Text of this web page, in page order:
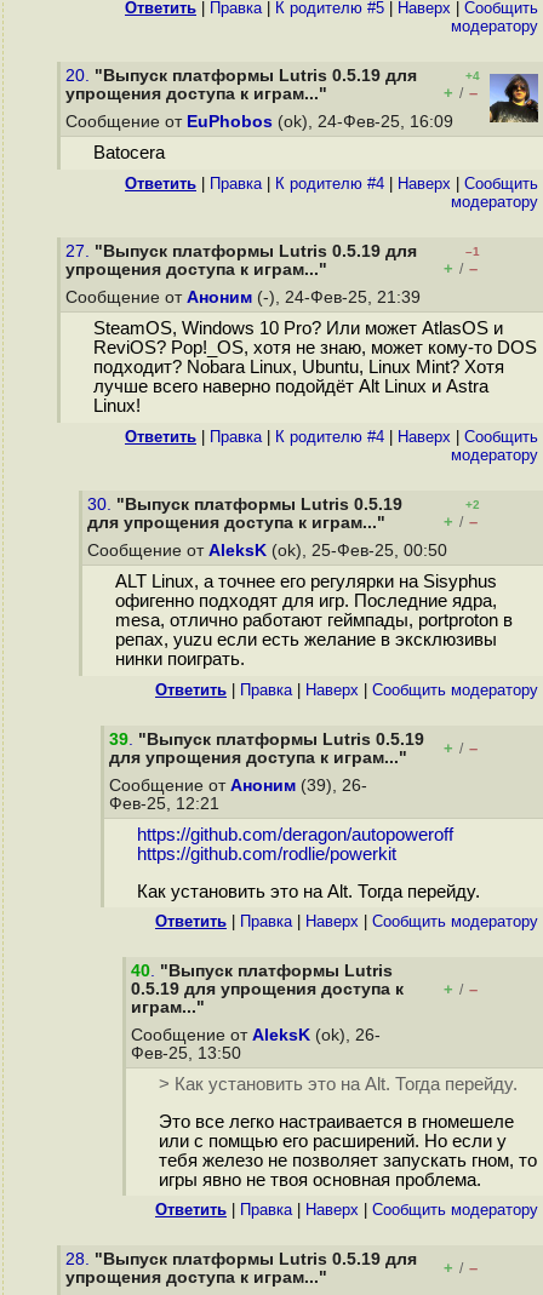
Ответить Правка| К родителю #5 Наверх
Cообщить
модератору
20. "Выпуск платформы Lutris 0.5.19 для
упрощения доступа к играм..."
+4
+ / –
Сообщение от EuPhobos (ok), 24-Фев-25, 16:09
Batocera
Ответить Правка| К родителю #4 Наверх
Cообщить
модератору
27. "Выпуск платформы Lutris 0.5.19 для
упрощения доступа к играм..."
–1
+ / –
Сообщение от Аноним (-), 24-Фев-25, 21:39
SteamOS, Windows 10 Pro? Или может AtlasOS и
ReviOS? Pop!_OS, хотя не знаю, может кому-то DOS
подходит? Nobara Linux, Ubuntu, Linux Mint? Хотя
лучше всего наверно подойдёт Alt Linux и Astra
Linux!
Ответить Правка| К родителю #4 Наверх
Cообщить
модератору
30. "Выпуск платформы Lutris 0.5.19
для упрощения доступа к играм..."
+2
+ / –
Сообщение от AleksK (ok), 25-Фев-25, 00:50
ALT Linux, а точнее его регулярки на Sisyphus
офигенно подходят для игр. Последние ядра,
mesa, отлично работают геймпады, portproton в
репах, yuzu если есть желание в эксклюзивы
нинки поиграть.
Ответить Правка| Наверх Cообщить модератору
39. "Выпуск платформы Lutris 0.5.19
для упрощения доступа к играм..."
+ / –
Сообщение от Аноним (39), 26-
Фев-25, 12:21
https://github.com/deragon/autopoweroff
https://github.com/rodlie/powerkit
Как установить это на Alt. Тогда перейду.
Ответить Правка| Наверх Cообщить модератору
40. "Выпуск платформы Lutris
0.5.19 для упрощения доступа к
играм..."
+ / –
Сообщение от AleksK (ok), 26-
Фев-25, 13:50
> Как установить это на Alt. Тогда перейду.
Это все легко настраивается в гномешеле
или с помщью его расширений. Но если у
тебя железо не позволяет запускать гном, то
игры явно не твоя основная проблема.
Ответить Правка| Наверх Cообщить модератору
28. "Выпуск платформы Lutris 0.5.19 для
упрощения доступа к играм..."
+ / –